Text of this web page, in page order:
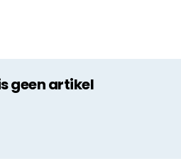
geen artikel